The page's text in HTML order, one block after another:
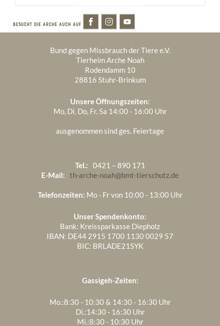
BESUCHT DIE ARCHE AUCH AUF
Bund gegen Missbrauch der Tiere e.V.
Tierheim Arche Noah
Rodendamm 10
28816 Stuhr-Brinkum
Unsere Öffnungszeiten:
Mo, Di, Do, Fr, Sa 14:00 - 16:00 Uhr
ausgenommen sind ges. Feiertage
Tel.:
0421 – 890 171
E-Mail:
th-arche-noah@bmt-tierschutz.de
Telefonzeiten: Mo - Fr von 10:00 - 13:00 Uhr
Unser Spendenkonto:
Bank: Kreissparkasse Diepholz
IBAN: DE44 2915 1700 1130 0029 57
BIC: BRLADE21SYK
Gassigeh-Zeiten:
Mo.:8:30 - 10:30 & 14:30 - 16:30 Uhr
Di.:14:30 - 16:30 Uhr
Mi.:8:30 - 10:30 Uhr